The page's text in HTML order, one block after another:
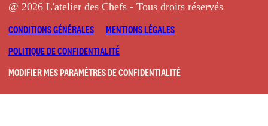
@ 2026 L'atelier des Chefs - Tous droits réservés
CONDITIONS GÉNÉRALES
MENTIONS LÉGALES
POLITIQUE DE CONFIDENTIALITÉ
MODIFIER MES PARAMÈTRES DE CONFIDENTIALITÉ